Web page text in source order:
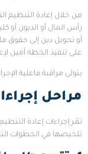
من خلال إعادة التنظيم
رأس المال أو الديون أو
أو تحويل دين إلى حقوق
على تنفيذ الخطة أمين
يتولى مراقبة فاعلية
مراحل
تمُر إجراءات إعادة
تلخيصها في الخطوات